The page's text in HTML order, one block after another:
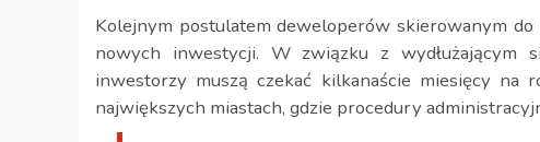
Kolejnym postulatem deweloperów skierowanym
nowych inwestycji. W związku z wydłużającym
inwestorzy muszą czekać kilkanaście miesięcy na
największych miastach, gdzie procedury